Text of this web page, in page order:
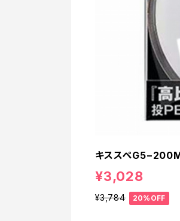
キススペ
¥3,028
¥3,784 20%OFF